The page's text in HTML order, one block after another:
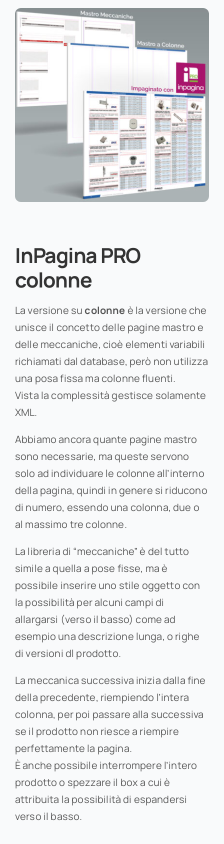
InPagina PRO
colonne
La versione sucolonneè la versione che
unisce il concetto delle pagine mastro e
delle meccaniche, cioè elementi variabili
richiamati dal database, però non utilizza
una posa fissa ma colonne fluenti.
Vista la complessità gestisce solamente
XML.
Abbiamo ancora quante pagine mastro
sono necessarie, ma queste servono
solo ad individuare le colonne all’interno
della pagina, quindi in genere si riducono
di numero, essendo una colonna, due o
al massimo tre colonne.
La libreria di “meccaniche” è del tutto
simile a quella a pose fisse, ma è
possibile inserire uno stile oggetto con
la possibilità per alcuni campi di
allargarsi (verso il basso) come ad
esempio una descrizione lunga, o righe
di versioni dl prodotto.
La meccanica successiva inizia dalla fine
della precedente, riempiendo l’intera
colonna, per poi passare alla successiva
se il prodotto non riesce a riempire
perfettamente la pagina.
È anche possibile interrompere l’intero
prodotto o spezzare il box a cui è
attribuita la possibilità di espandersi
verso il basso.